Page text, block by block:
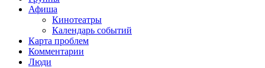
Афиша
Кинотеатры
Календарь событий
Карта проблем
Комментарии
Люди